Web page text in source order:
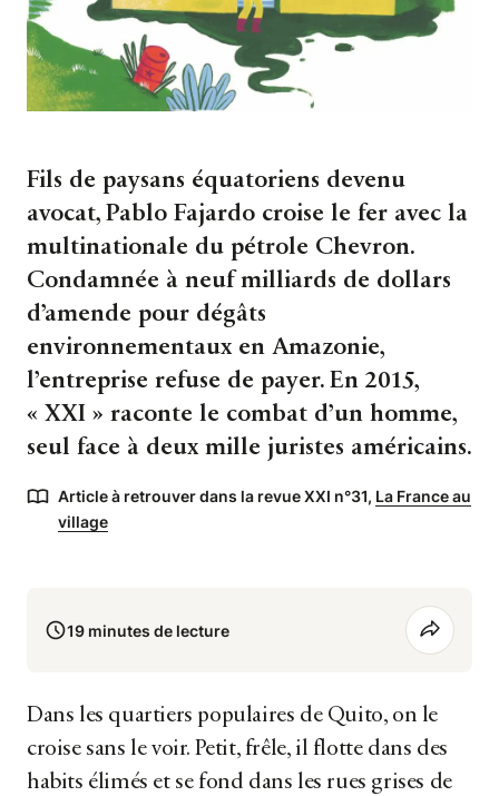
Fils de paysans équatoriens devenu
avocat, Pablo Fajardo croise le fer avec la
multinationale du pétrole Chevron.
Condamnée à neuf milliards de dollars
d’amende pour dégâts
environnementaux en Amazonie,
l’entreprise refuse de payer. En 2015,
« XXI » raconte le combat d’un homme,
seul face à deux mille juristes américains.
Article à retrouver dans la revue XXI n°31, La France au
village
19 minutes de lecture
Dans les quartiers populaires de Quito, on le
croise sans le voir. Petit, frêle, il flotte dans des
habits élimés et se fond dans les rues grises de